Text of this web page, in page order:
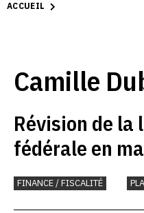
ACCUEIL
Camille
Révision de la
fédérale en
protection des
des lieux
FINANCE / FISCALITÉ